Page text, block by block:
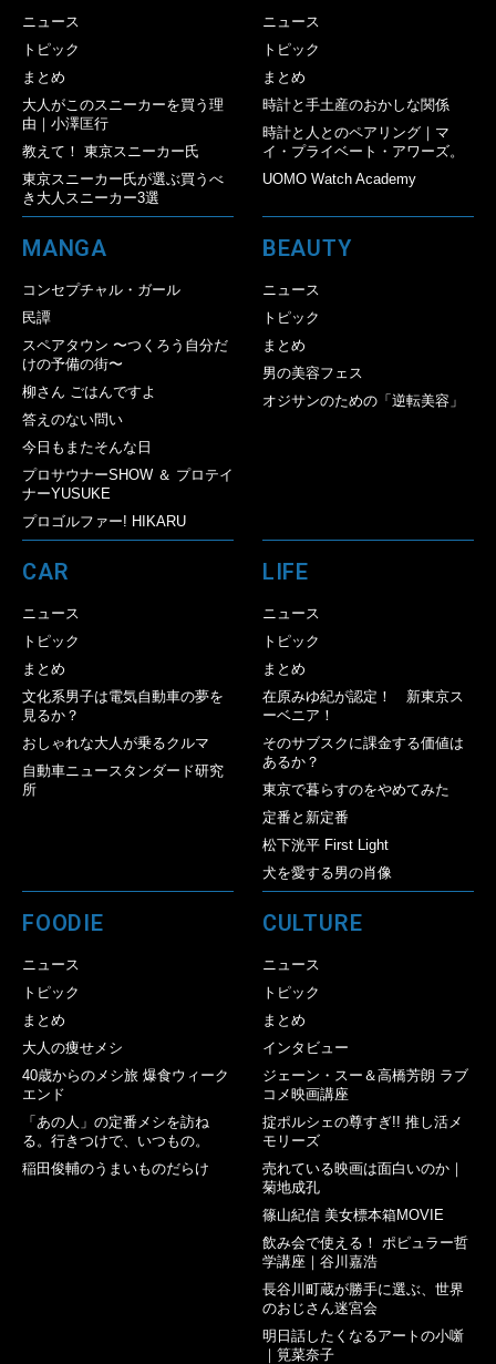
ニュース
トピック
まとめ
大人がこのスニーカーを買う理
由｜小澤匡行
教えて！ 東京スニーカー氏
東京スニーカー氏が選ぶ買うべ
き大人スニーカー3選
ニュース
トピック
まとめ
時計と手土産のおかしな関係
時計と人とのペアリング｜マ
イ・プライベート・アワーズ。
UOMO Watch Academy
MANGA
コンセプチャル・ガール
民譚
スペアタウン 〜つくろう自分だ
けの予備の街〜
柳さん ごはんですよ
答えのない問い
今日もまたそんな日
プロサウナーSHOW ＆ プロテイ
ナーYUSUKE
プロゴルファー! HIKARU
BEAUTY
ニュース
トピック
まとめ
男の美容フェス
オジサンのための「逆転美容」
CAR
ニュース
トピック
まとめ
文化系男子は電気自動車の夢を
見るか？
おしゃれな大人が乗るクルマ
自動車ニュースタンダード研究
所
LIFE
ニュース
トピック
まとめ
在原みゆ紀が認定！ 新東京ス
ーベニア！
そのサブスクに課金する価値は
あるか？
東京で暮らすのをやめてみた
定番と新定番
松下洸平 First Light
犬を愛する男の肖像
FOODIE
ニュース
トピック
まとめ
大人の痩せメシ
40歳からのメシ旅 爆食ウィーク
エンド
「あの人」の定番メシを訪ね
る。行きつけで、いつもの。
稲田俊輔のうまいものだらけ
CULTURE
ニュース
トピック
まとめ
インタビュー
ジェーン・スー＆高橋芳朗 ラブ
コメ映画講座
掟ポルシェの尊すぎ!! 推し活メ
モリーズ
売れている映画は面白いのか｜
菊地成孔
篠山紀信 美女標本箱MOVIE
飲み会で使える！ ポピュラー哲
学講座｜谷川嘉浩
長谷川町蔵が勝手に選ぶ、世界
のおじさん迷宮会
明日話したくなるアートの小噺
｜筧菜奈子